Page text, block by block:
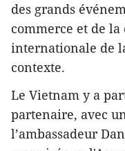
des grands
commerce et de
internationale de
contexte.
Le Vietnam y a
partenaire, avec
l’ambassadeur